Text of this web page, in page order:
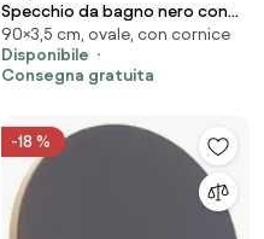
Specchio da bagno nero con
LED dimmerabile a 3 livelli con
touch ovale - Miral
90×3,5 cm, ovale, con cornice
Disponibile
Consegna gratuita
-18 %